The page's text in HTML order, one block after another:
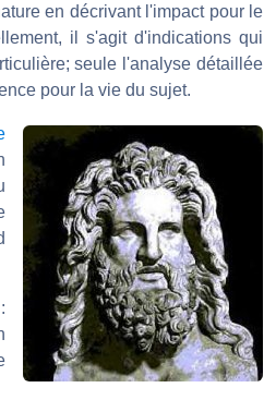
en décrivant l'impact pour le
il s'agit d'indications qui
seule l'analyse détaillée
pour la vie du sujet.